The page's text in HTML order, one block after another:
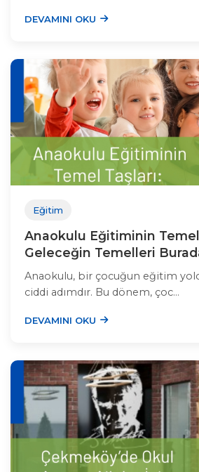
DEVAMINI OKU
Eğitim
Anaokulu Eğitiminin Temel
Geleceğin Temelleri
Anaokulu, bir çocuğun eğitim
ciddi adımdır. Bu dönem, çoc...
DEVAMINI OKU